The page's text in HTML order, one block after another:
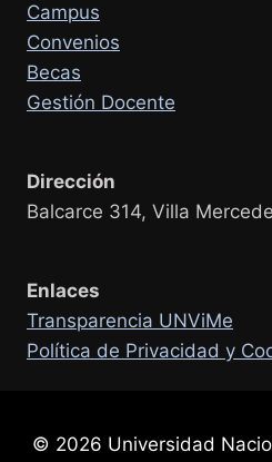
Campus
Convenios
Becas
Gestión Docente
Dirección
Balcarce 314, Villa
Enlaces
Transparencia UNViMe
Política de Privacidad y
© 2026 Universidad